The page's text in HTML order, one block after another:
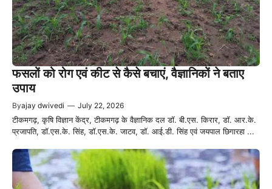
फसलों को रोग एवं कीट से कैसे बचाएं, वैज्ञानिकों ने बताए
उपाय
Byajay dwivedi — July 22, 2026
टीकमगढ़, कृषि विज्ञान केंद्र, टीकमगढ़ के वैज्ञानिक दल डॉ. बी.एस. किरार, डॉ. आर.के.
प्रजापति, डॉ.एस.के. सिंह, डॉ.एस.के. जाटव, डॉ. आई.डी. सिंह एवं जयपाल छिगारहा ...